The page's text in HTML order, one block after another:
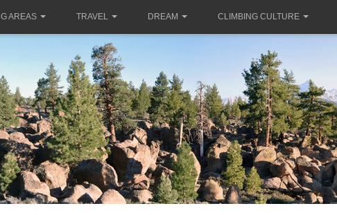
AREAS TRAVEL DREAM CLIMBING CULTURE